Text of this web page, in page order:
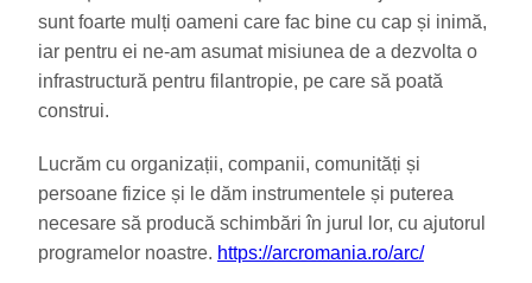
sunt foarte mulți oameni care fac bine cu cap și inimă,
iar pentru ei ne-am asumat misiunea de a dezvolta o
infrastructură pentru filantropie, pe care să poată
construi.
Lucrăm cu organizații, companii, comunități și
persoane fizice și le dăm instrumentele și puterea
necesare să producă schimbări în jurul lor, cu ajutorul
programelor noastre. https://arcromania.ro/arc/